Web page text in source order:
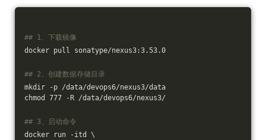
## 1、下载镜像
docker pull sonatype/nexus3:3.53.0
## 2、创建数据存储目录
mkdir -p /data/devops6/nexus3/data
chmod 777 -R /data/devops6/nexus3/
## 3、启动命令
docker run -itd \